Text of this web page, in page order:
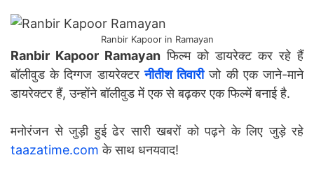
Ranbir Kapoor in Ramayan
Ranbir Kapoor Ramayan फिल्म को डायरेक्ट कर रहे हैं
बॉलीवुड के दिग्गज डायरेक्टरनीतीश तिवारीजो की एक जाने-माने
डायरेक्टर हैं, उन्होंने बॉलीवुड में एक से बढ़कर एक फिल्में बनाई है.
मनोरंजन से जुड़ी हुई ढेर सारी खबरों को पढ़ने के लिए जुड़े रहे
taazatime.com के साथ धनयवाद!